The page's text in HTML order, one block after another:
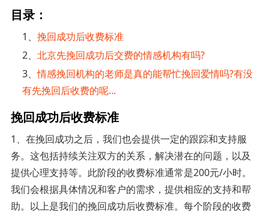
目录：
1、挽回成功后收费标准
2、北京先挽回成功后交费的情感机构有吗?
3、情感挽回机构的老师是真的能帮忙挽回爱情吗?有没
有先挽回后收费的呢...
挽回成功后收费标准
1、在挽回成功之后，我们也会提供一定的跟踪和支持服
务。这包括持续关注双方的关系，解决潜在的问题，以及
提供心理支持等。此阶段的收费标准通常是200元/小时。
我们会根据具体情况和客户的需求，提供相应的支持和帮
助。以上是我们的挽回成功后收费标准。每个阶段的收费